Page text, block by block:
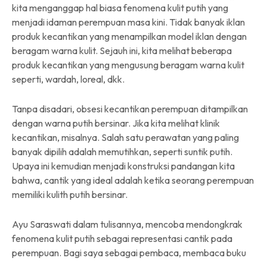
kita menganggap hal biasa fenomena kulit putih yang
menjadi idaman perempuan masa kini. Tidak banyak iklan
produk kecantikan yang menampilkan model iklan dengan
beragam warna kulit. Sejauh ini, kita melihat beberapa
produk kecantikan yang mengusung beragam warna kulit
seperti, wardah, loreal, dkk.
Tanpa disadari, obsesi kecantikan perempuan ditampilkan
dengan warna putih bersinar. Jika kita melihat klinik
kecantikan, misalnya. Salah satu perawatan yang paling
banyak dipilih adalah memutihkan, seperti suntik putih.
Upaya ini kemudian menjadi konstruksi pandangan kita
bahwa, cantik yang ideal adalah ketika seorang perempuan
memiliki kulith putih bersinar.
Ayu Saraswati dalam tulisannya, mencoba mendongkrak
fenomena kulit putih sebagai representasi cantik pada
perempuan. Bagi saya sebagai pembaca, membaca buku